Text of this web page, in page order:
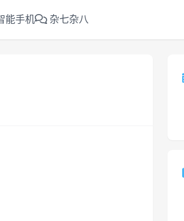
能手机 杂七杂八